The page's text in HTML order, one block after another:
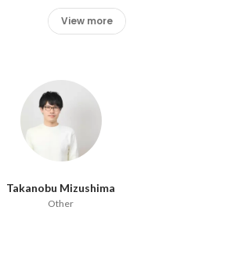
View more
Takanobu Mizushima
Other